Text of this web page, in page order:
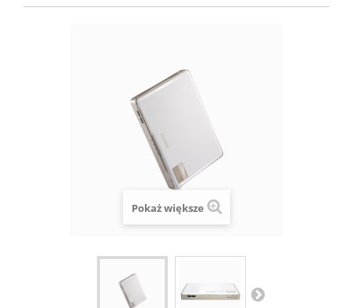
Pokaż większe